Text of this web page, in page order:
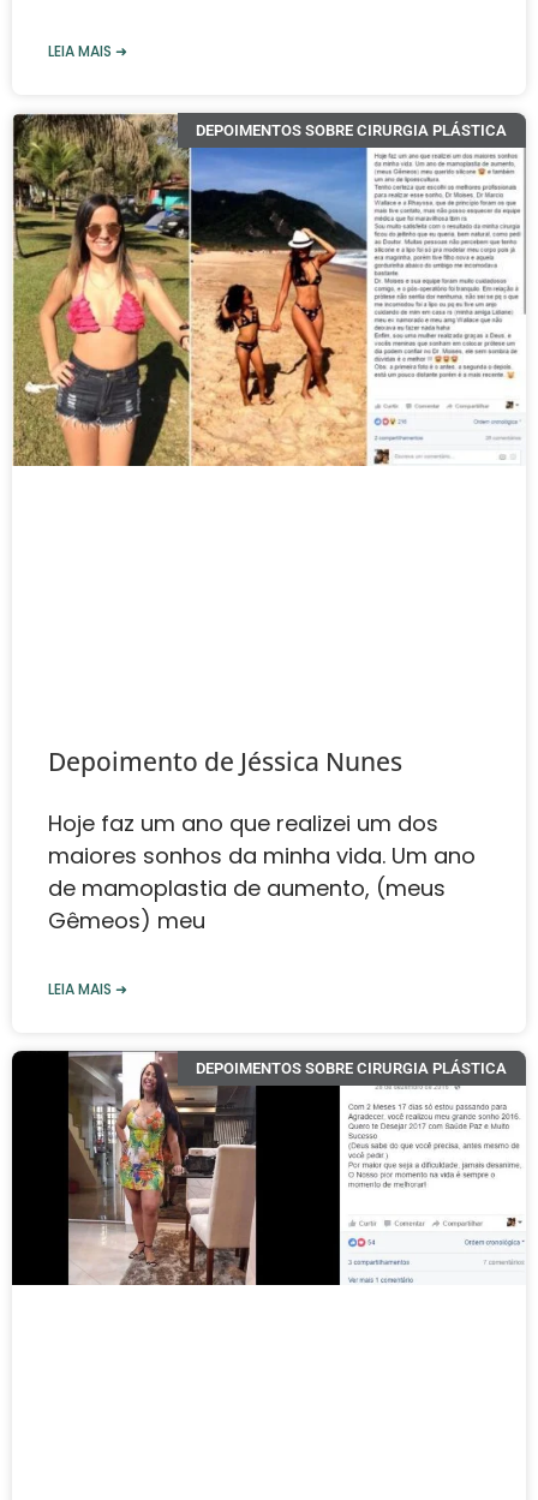
LEIA MAIS ➜
DEPOIMENTOS SOBRE CIRURGIA PLÁSTICA
Depoimento de Jéssica Nunes‎
Hoje faz um ano que realizei um dos
maiores sonhos da minha vida. Um ano
de mamoplastia de aumento, (meus
Gêmeos) meu
LEIA MAIS ➜
DEPOIMENTOS SOBRE CIRURGIA PLÁSTICA